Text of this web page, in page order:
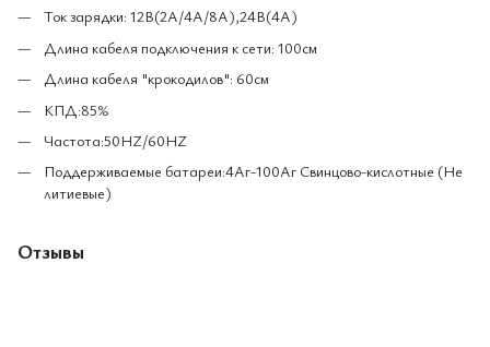
Ток зарядки: 12В(2A/4A/8A),24В(4A)
Длина кабеля подключения к сети: 100см
Длина кабеля "крокодилов": 60см
КПД:85%
Частота:50HZ/60HZ
Поддерживаемые батареи:4Аг-100Аг Свинцово-кислотные (Не
литиевые)
Отзывы